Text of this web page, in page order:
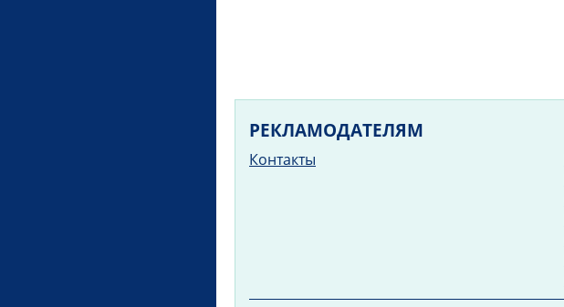
РЕКЛАМОДАТЕЛЯМ
Контакты